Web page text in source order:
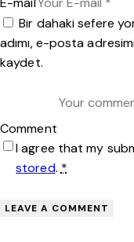
Bir dahaki sefere
adımı, e-posta
kaydet.
Comment
I agree that my
stored. *